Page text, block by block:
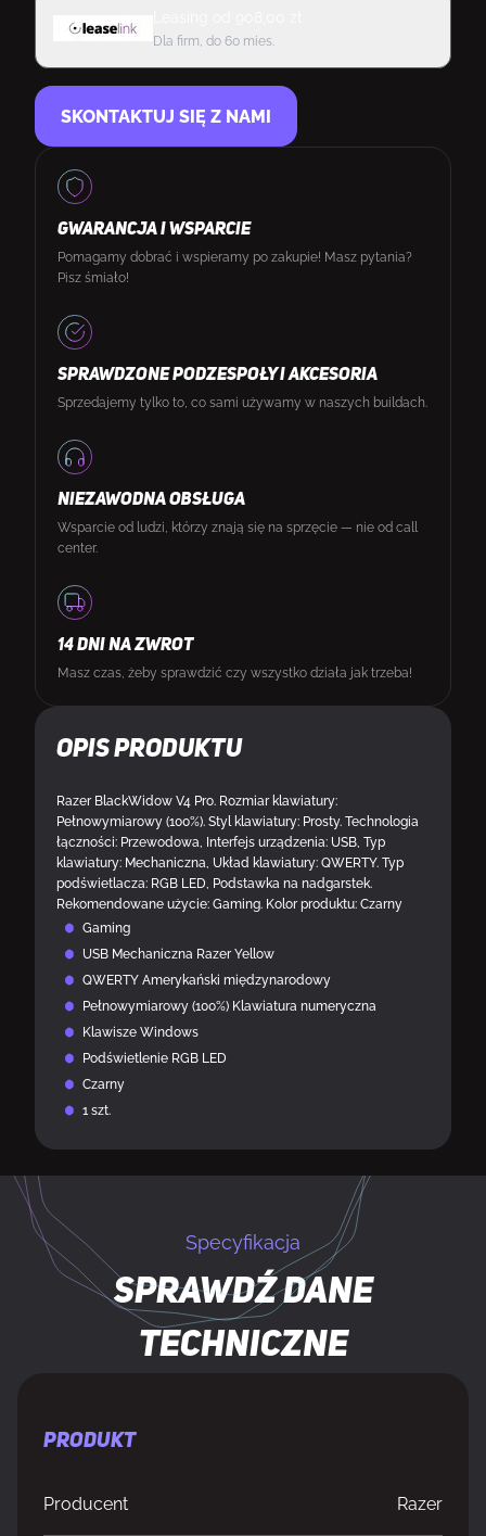
Opis produktu
Razer BlackWidow V4 Pro. Rozmiar klawiatury:
Pełnowymiarowy (100%). Styl klawiatury: Prosty. Technologia
łączności: Przewodowa, Interfejs urządzenia: USB, Typ
klawiatury: Mechaniczna, Układ klawiatury: QWERTY. Typ
podświetlacza: RGB LED, Podstawka na nadgarstek.
Rekomendowane użycie: Gaming. Kolor produktu: Czarny
Gaming
USB Mechaniczna Razer Yellow
QWERTY Amerykański międzynarodowy
Pełnowymiarowy (100%) Klawiatura numeryczna
Klawisze Windows
Podświetlenie RGB LED
Czarny
1 szt.
Dla firm, do 60 mies.
SKONTAKTUJ SIĘ Z NAMI
GWARANCJA I WSPARCIE
Pomagamy dobrać i wspieramy po zakupie! Masz pytania?
Pisz śmiało!
SPRAWDZONE PODZESPOŁY I AKCESORIA
Sprzedajemy tylko to, co sami używamy w naszych buildach.
NIEZAWODNA OBSŁUGA
Wsparcie od ludzi, którzy znają się na sprzęcie — nie od call
center.
14 DNI NA ZWROT
Masz czas, żeby sprawdzić czy wszystko działa jak trzeba!
Specyfikacja
Sprawdź dane
techniczne
PRODUKT
Producent Razer